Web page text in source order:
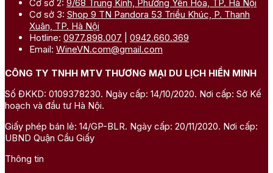
Cơ sở 2: 9/68 Trung Kính, Phường Yên Hòa, TP. Hà Nội
Cơ sở 3: Shop 9 TN Pandora 53 Triều Khúc, P. Thanh
Xuân, TP. Hà Nội
Hotline: 0977.898.007
0942.660.369
Email: WineVN.com@gmail.com
CÔNG TY TNHH MTV THƯƠNG MẠI DU LỊCH HIỀN MINH
Số ĐKKD: 0109378230. Ngày cấp: 14/10/2020. Nơi cấp: Sở Kế
hoạch và đầu tư Hà Nội.
Giấy phép bán lẻ: 14/GP-BLR. Ngày cấp: 20/11/2020. Nơi cấp:
UBND Quận Cầu Giấy
Thông tin